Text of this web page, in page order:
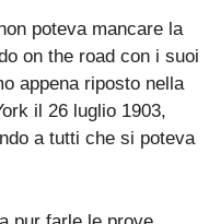
poteva mancare la
on the road con i suoi
appena riposto nella
il 26 luglio 1903,
a tutti che si poteva